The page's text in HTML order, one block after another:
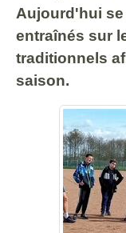
Aujourd'hui
entraînés sur
traditionnels
saison.